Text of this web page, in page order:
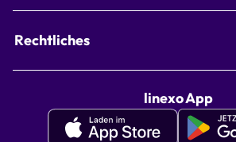
Rechtliches
linexo App
Apple Google